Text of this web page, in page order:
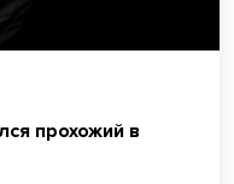
прохожий в